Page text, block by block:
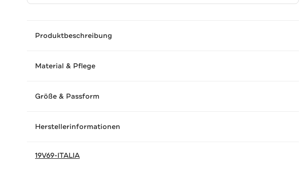
Produktbeschreibung
Material & Pflege
Größe & Passform
Herstellerinformationen
19V69-ITALIA